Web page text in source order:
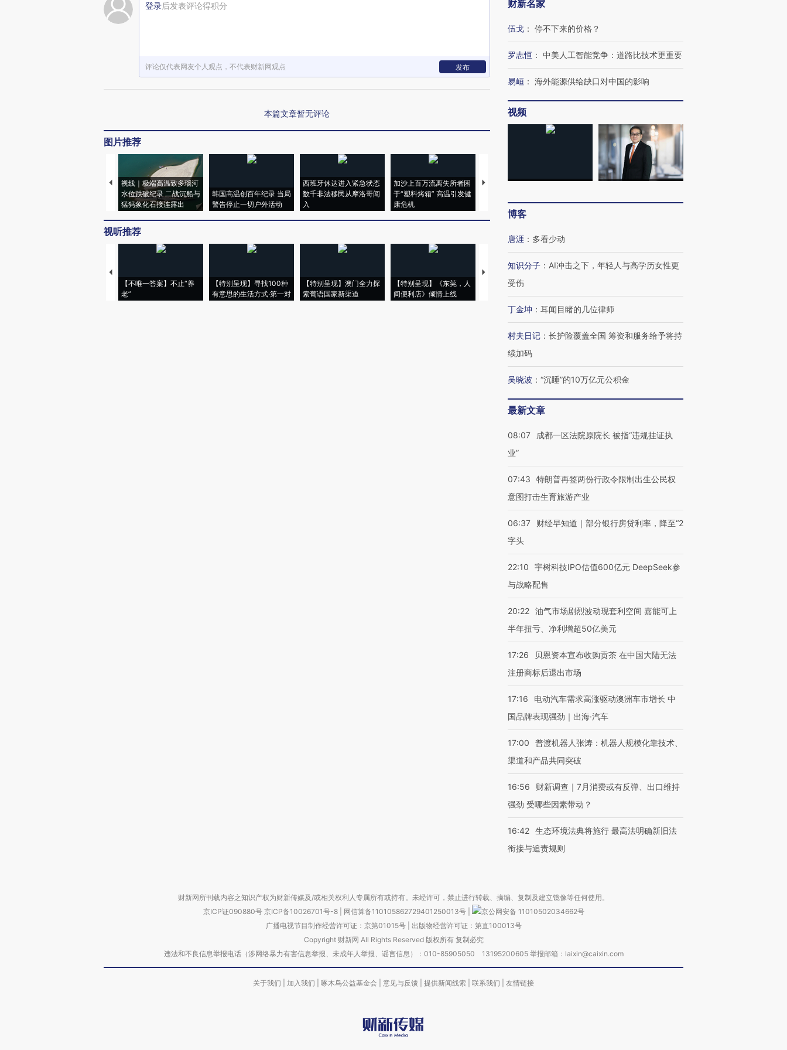
登录后发表评论得积分
评论仅代表网友个人观点，不代表财新网观点 发布
本篇文章暂无评论
图片推荐
视线｜极端高温致多瑙河
水位跌破纪录 二战沉船与
猛犸象化石接连露出
韩国高温创百年纪录 当局
警告停止一切户外活动
西班牙休达进入紧急状态
数千非法移民从摩洛哥闯
入
加沙上百万流离失所者困
于“塑料烤箱” 高温引发健
康危机
视线｜HYROX的吸金
心“花钱找虐”？
马航飞行员跨国走私7万
毒品
视线｜被称为“蟑螂”的印
育部长拱下台
视听推荐
【不唯一答案】不止“养
老”
【特别呈现】寻找100种
有意思的生活方式·第一对
【特别呈现】澳门全力探
索葡语国家新渠道
【特别呈现】《东莞，人
间便利店》倾情上线
【推广】走进第四届链博
会，让数智科技“链”接产
有意思的生活方式·第三对
住三大增长引擎是什么？
财新名家
伍戈 ： 停不下来的价格？
罗志恒 ： 中美人工智能竞争：道路比技术更重要
易峘 ： 海外能源供给缺口对中国的影响
视频
博客
唐涯 ： 多看少动
知识分子 ： AI冲击之下，年轻人与高学历女性更
受伤
丁金坤 ： 耳闻目睹的几位律师
村夫日记 ： 长护险覆盖全国 筹资和服务给予将持
续加码
吴晓波 ： “沉睡”的10万亿元公积金
最新文章
08:07
成都一区法院原院长 被指“违规挂证执
业”
07:43
特朗普再签两份行政令限制出生公民权
意图打击生育旅游产业
06:37
财经早知道｜部分银行房贷利率，降至“2
字头
22:10
宇树科技IPO估值600亿元 DeepSeek参
与战略配售
20:22 油气市场剧烈波动现套利空间 嘉能可上
半年扭亏、净利增超50亿美元
17:26
贝恩资本宣布收购贡茶 在中国大陆无法
注册商标后退出市场
17:16
电动汽车需求高涨驱动澳洲车市增长 中
国品牌表现强劲｜出海·汽车
17:00
普渡机器人张涛：机器人规模化靠技术、
渠道和产品共同突破
16:56
财新调查｜7月消费或有反弹、出口维持
强劲 受哪些因素带动？
16:42 生态环境法典将施行 最高法明确新旧法
衔接与追责规则
财新网所刊载内容之知识产权为财新传媒及/或相关权利人专属所有或持有。未经许可，禁止进行转载、摘编、复制及建立镜像等任何使用。
京ICP证090880号 京ICP备10026701号-8 网信算备110105862729401250013号
京公网安备 11010502034662号
广播电视节目制作经营许可证：京第01015号| 出版物经营许可证：第直100013号
Copyright 财新网 All Rights Reserved 版权所有 复制必究
违法和不良信息举报电话（涉网络暴力有害信息举报、未成年人举报、谣言信息）：010-85905050 13195200605 举报邮箱：laixin@caixin.com
关于我们 加入我们 啄木鸟公益基金会 意见与反馈 提供新闻线索 联系我们 友情链接